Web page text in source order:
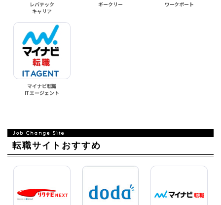
レバテック
キャリア
ギークリー ワークポート
マイナビ転職
ITエージェント
転職サイトおすすめ